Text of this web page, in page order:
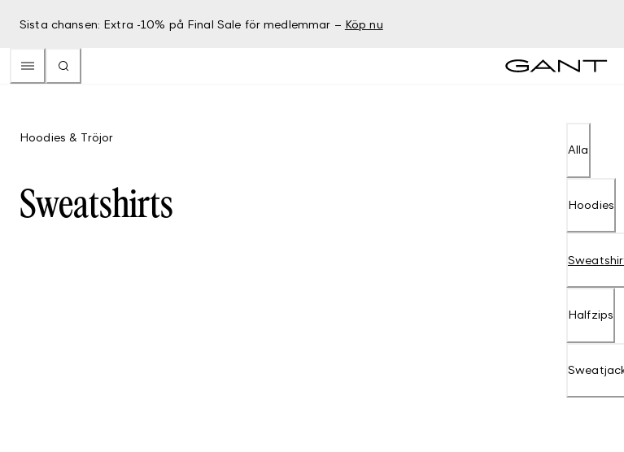
Sista chansen: Extra -10% på Final Sale för medlemmar – Köp nu
Hoodies & Tröjor
Sweatshirts
Alla
Hoodies
Halfzips